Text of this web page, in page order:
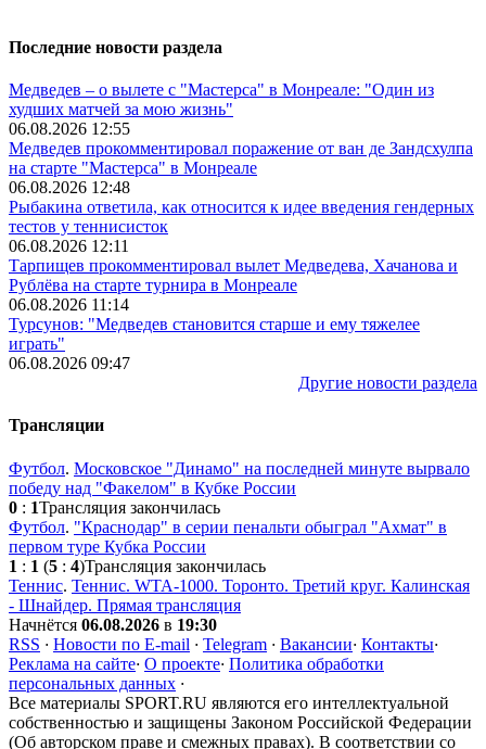
Последние новости раздела
Медведев – о вылете с "Мастерса" в Монреале: "Один из
худших матчей за мою жизнь"
06.08.2026 12:55
Медведев прокомментировал поражение от ван де Зандсхулпа
на старте "Мастерса" в Монреале
06.08.2026 12:48
Рыбакина ответила, как относится к идее введения гендерных
тестов у теннисисток
06.08.2026 12:11
Тарпищев прокомментировал вылет Медведева, Хачанова и
Рублёва на старте турнира в Монреале
06.08.2026 11:14
Турсунов: "Медведев становится старше и ему тяжелее
играть"
06.08.2026 09:47
Другие новости раздела
Трансляции
Футбол. Московское "Динамо" на последней минуте вырвало
победу над "Факелом" в Кубке России
0 : 1Трансляция закончилась
Футбол. "Краснодар" в серии пенальти обыграл "Ахмат" в
первом туре Кубка России
1 : 1 (5 : 4)Трансляция закончилась
Теннис. Теннис. WTA-1000. Торонто. Третий круг. Калинская
- Шнайдер. Прямая трансляция
Начнётся 06.08.2026 в 19:30
RSS · Новости по E-mail · Telegram · Вакансии· Контакты·
Реклама на сайте· О проекте· Политика обработки
персональных данных ·
Все материалы SPORT.RU являются его интеллектуальной
собственностью и защищены Законом Российской Федерации
(Об авторском праве и смежных правах). В соответствии со